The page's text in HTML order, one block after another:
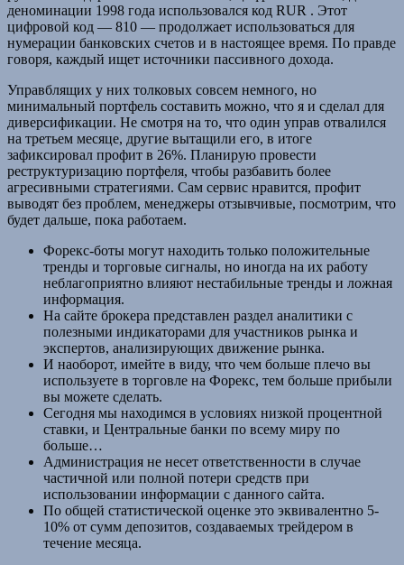
деноминации 1998 года использовался код RUR . Этот
цифровой код — 810 — продолжает использоваться для
нумерации банковских счетов и в настоящее время. По правде
говоря, каждый ищет источники пассивного дохода.
Управблящих у них толковых совсем немного, но
минимальный портфель составить можно, что я и сделал для
диверсификации. Не смотря на то, что один управ отвалился
на третьем месяце, другие вытащили его, в итоге
зафиксировал профит в 26%. Планирую провести
реструктуризацию портфеля, чтобы разбавить более
агресивными стратегиями. Сам сервис нравится, профит
выводят без проблем, менеджеры отзывчивые, посмотрим, что
будет дальше, пока работаем.
Форекс-боты могут находить только положительные
тренды и торговые сигналы, но иногда на их работу
неблагоприятно влияют нестабильные тренды и ложная
информация.
На сайте брокера представлен раздел аналитики с
полезными индикаторами для участников рынка и
экспертов, анализирующих движение рынка.
И наоборот, имейте в виду, что чем больше плечо вы
используете в торговле на Форекс, тем больше прибыли
вы можете сделать.
Сегодня мы находимся в условиях низкой процентной
ставки, и Центральные банки по всему миру по
больше…
Администрация не несет ответственности в случае
частичной или полной потери средств при
использовании информации с данного сайта.
По общей статистической оценке это эквивалентно 5-
10% от сумм депозитов, создаваемых трейдером в
течение месяца.